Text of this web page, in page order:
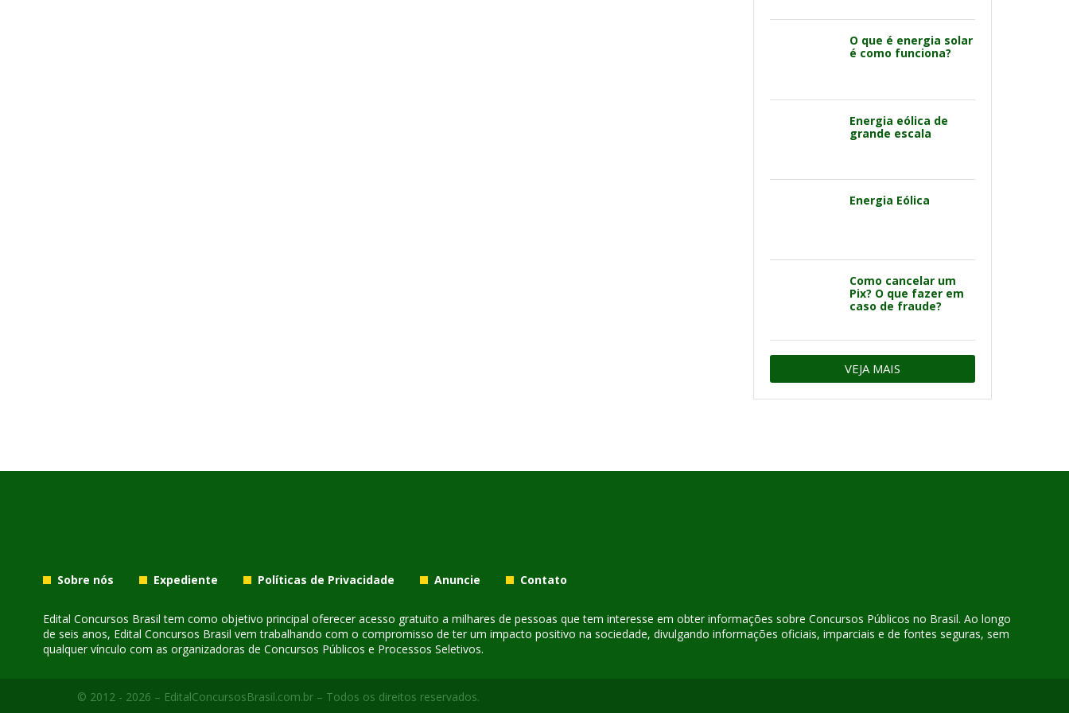
O que é energia solar
é como funciona?
Energia eólica de
grande escala
Energia Eólica
Como cancelar um
Pix? O que fazer em
caso de fraude?
VEJA MAIS
Sobre nós Expediente Políticas de Privacidade Anuncie Contato
Edital Concursos Brasil tem como objetivo principal oferecer acesso gratuito a milhares de pessoas que tem interesse em obter informações sobre Concursos Públicos no Brasil. Ao longo
de seis anos, Edital Concursos Brasil vem trabalhando com o compromisso de ter um impacto positivo na sociedade, divulgando informações oficiais, imparciais e de fontes seguras, sem
qualquer vínculo com as organizadoras de Concursos Públicos e Processos Seletivos.
© 2012 - 2026 – EditalConcursosBrasil.com.br – Todos os direitos reservados.